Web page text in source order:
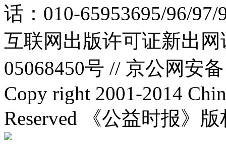
话：010-65953695/96/
互联网出版许可证新出
05068450号 // 京公网安
Copy right 2001-2014
Reserved 《公益时报》